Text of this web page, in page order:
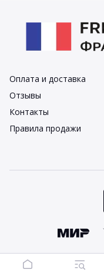
Оплата и доставка
Отзывы
Контакты
Правила продажи